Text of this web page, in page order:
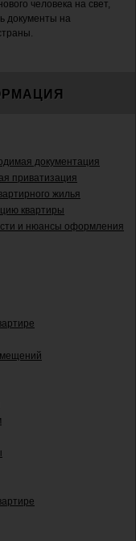
человека на свет,
документы на
документация
приватизация
жилья
квартиры
и нюансы оформления